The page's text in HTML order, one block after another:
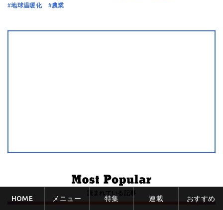
#地球温暖化
#農業
読まれている記事
HOME メニュー 特集 連載 おすすめ